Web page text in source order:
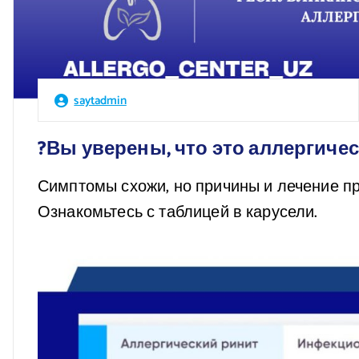
saytadmin
?Вы уверены, что это
Симптомы схожи, но причины и лечение
Ознакомьтесь с таблицей в карусели.